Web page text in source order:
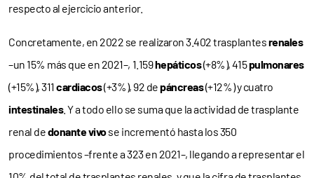
respecto al ejercicio anterior.
Concretamente, en 2022 se realizaron 3.402 trasplantesrenales
–un 15% más que en 2021–, 1.159hepáticos(+8%), 415pulmonares
(+15%), 311cardiacos(+3%), 92 depáncreas(+12%) y cuatro
intestinales. Y a todo ello se suma que la actividad de trasplante
renal dedonante vivose incrementó hasta los 350
procedimientos –frente a 323 en 2021–, llegando a representar el